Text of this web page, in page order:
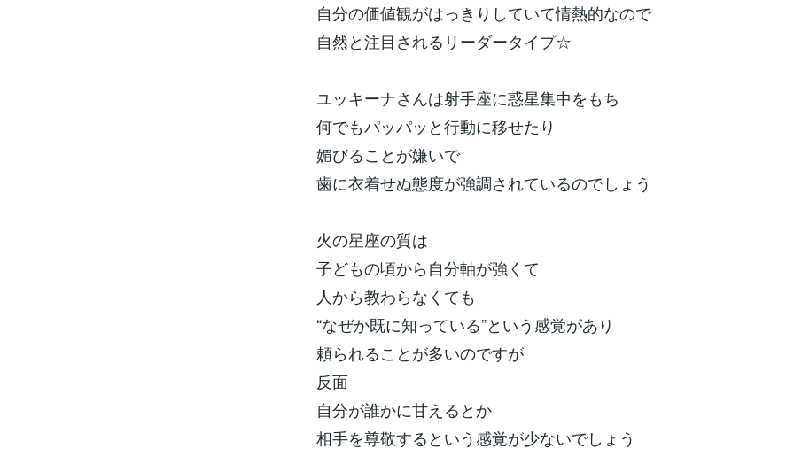
自分の価値観がはっきりしていて情熱的なので
自然と注目されるリーダータイプ☆
ユッキーナさんは射手座に惑星集中をもち
何でもパッパッと行動に移せたり
媚びることが嫌いで
歯に衣着せぬ態度が強調されているのでしょう
火の星座の質は
子どもの頃から自分軸が強くて
人から教わらなくても
“なぜか既に知っている”という感覚があり
頼られることが多いのですが
反面
自分が誰かに甘えるとか
相手を尊敬するという感覚が少ないでしょう